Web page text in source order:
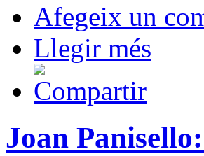
Afegeix un
Llegir més
Joan